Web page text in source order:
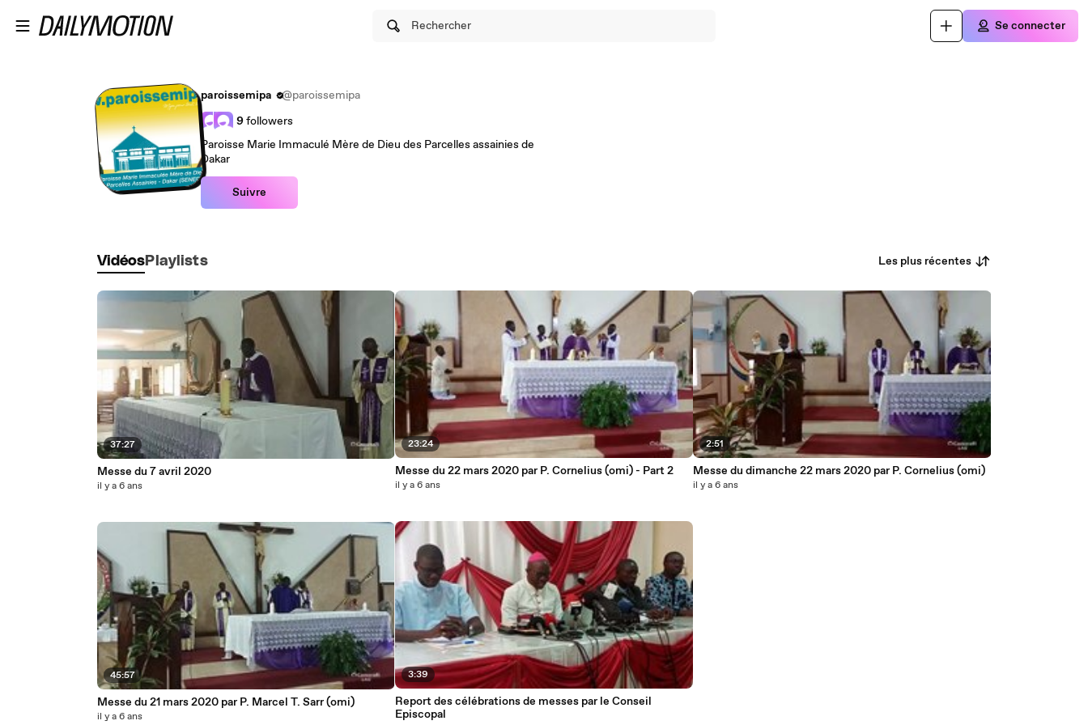
Rechercher Se connecter
paroissemipa
@paroissemipa
9followers
Paroisse Marie Immaculé Mère de Dieu des Parcelles assainies de
Dakar
Suivre
Vidéos Playlists Les plus récentes
37:27
Messe du 7 avril 2020
il y a 6 ans
45:57
Messe du 21 mars 2020 par P. Marcel T. Sarr (omi)
il y a 6 ans
23:24
Messe du 22 mars 2020 par P. Cornelius (omi) - Part 2
il y a 6 ans
3:39
Report des célébrations de messes par le Conseil
Episcopal
2:51
Messe du dimanche 22 mars 2020 par P. Cornelius (omi)
il y a 6 ans